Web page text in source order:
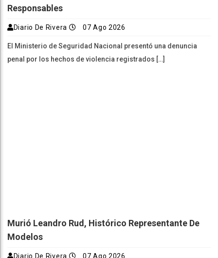
Responsables
Diario De Rivera 07 Ago 2026
El Ministerio de Seguridad Nacional presentó una denuncia
penal por los hechos de violencia registrados […]
Murió Leandro Rud, Histórico Representante De
Modelos
Diario De Rivera 07 Ago 2026